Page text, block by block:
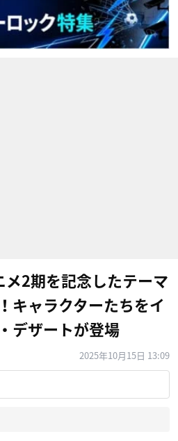
メ2期を記念したテーマ
キャラクターたちをイ
デザートが登場
2025年10月15日 13:09